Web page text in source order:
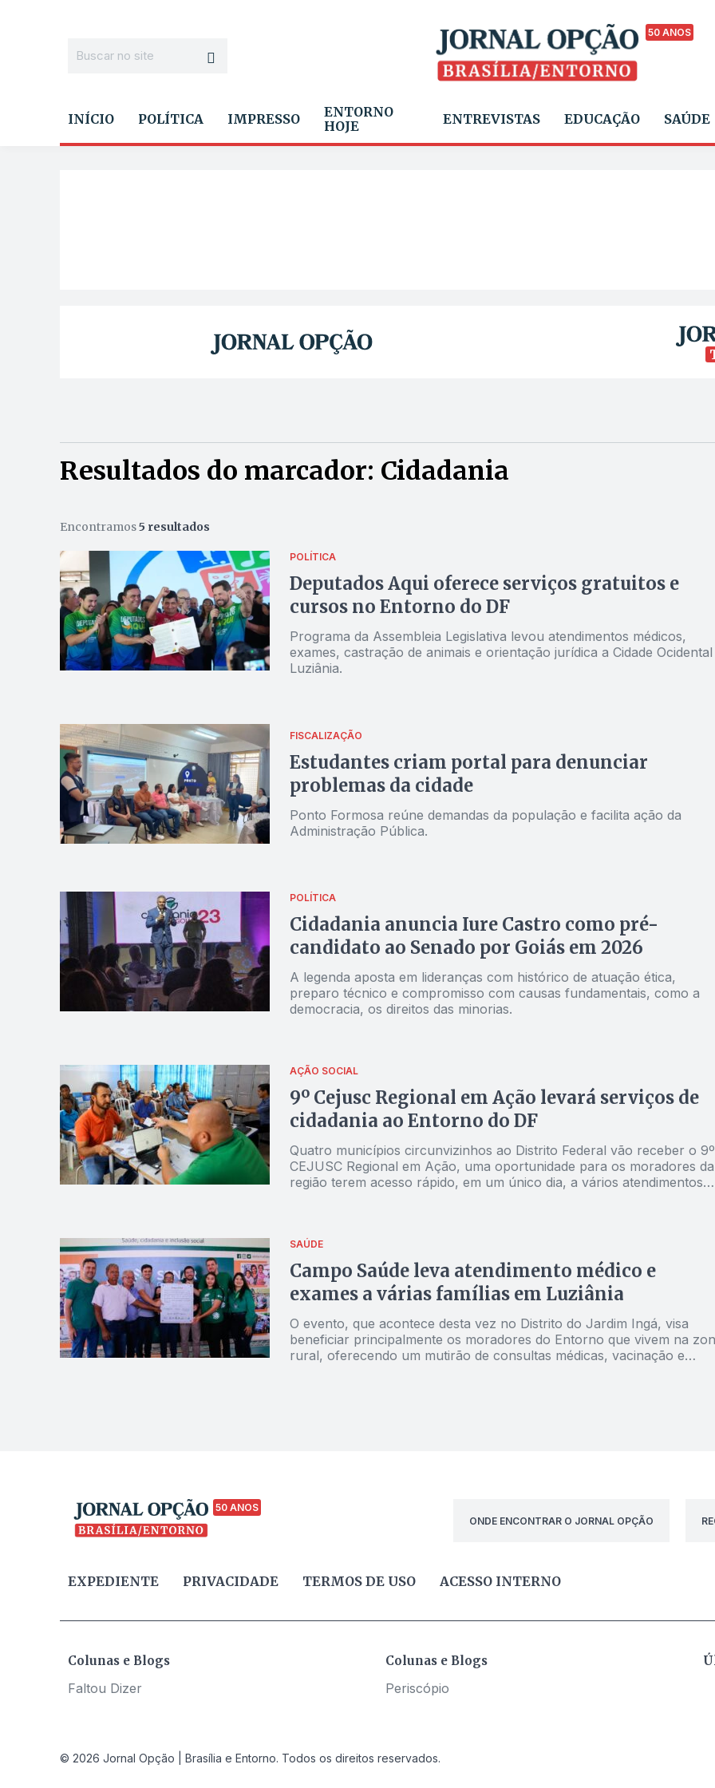
50 ANOS
INÍCIO POLÍTICA IMPRESSO
ENTORNO
HOJE
ENTREVISTAS EDUCAÇÃO SAÚDE
Resultados do marcador: Cidadania
Encontramos5 resultados
POLÍTICA
Deputados Aqui oferece serviços gratuitos e
cursos no Entorno do DF
Programa da Assembleia Legislativa levou atendimentos médicos,
exames, castração de animais e orientação jurídica a Cidade Ocidental
Luziânia.
FISCALIZAÇÃO
Estudantes criam portal para denunciar
problemas da cidade
Ponto Formosa reúne demandas da população e facilita ação da
Administração Pública.
POLÍTICA
Cidadania anuncia Iure Castro como pré-
candidato ao Senado por Goiás em 2026
A legenda aposta em lideranças com histórico de atuação ética,
preparo técnico e compromisso com causas fundamentais, como a
democracia, os direitos das minorias.
AÇÃO SOCIAL
9º Cejusc Regional em Ação levará serviços de
cidadania ao Entorno do DF
Quatro municípios circunvizinhos ao Distrito Federal vão receber o 9º
CEJUSC Regional em Ação, uma oportunidade para os moradores da
região terem acesso rápido, em um único dia, a vários atendimentos
SAÚDE
Campo Saúde leva atendimento médico e
exames a várias famílias em Luziânia
O evento, que acontece desta vez no Distrito do Jardim Ingá, visa
beneficiar principalmente os moradores do Entorno que vivem na
rural, oferecendo um mutirão de consultas médicas, vacinação e
50 ANOS
ONDE ENCONTRAR O JORNAL OPÇÃO
EXPEDIENTE PRIVACIDADE TERMOS DE USO ACESSO INTERNO
Colunas e Blogs
Faltou Dizer
Colunas e Blogs
Periscópio
© 2026 Jornal Opção | Brasília e Entorno. Todos os direitos reservados.